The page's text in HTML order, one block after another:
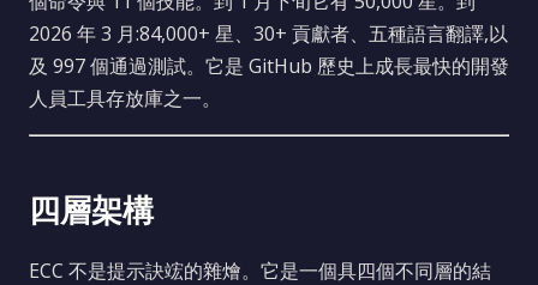
2026 年 3 月:84,000+ 星、30+ 貢獻者、五種語言翻譯,以
及 997 個通過測試。它是 GitHub 歷史上成長最快的開發
人員工具存放庫之一。
四層架構
ECC 不是提示訣竤的雜燴。它是一個具四個不同層的結